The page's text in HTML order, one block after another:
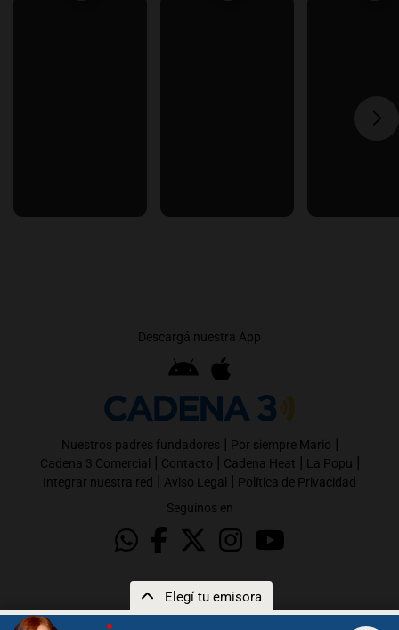
Elegí tu emisora
Descargá nuestra App
Nuestros padres fundadores | Por siempre Mario |
Cadena 3 Comercial | Contacto | Cadena Heat | La Popu |
Integrar nuestra red | Aviso Legal | Política de Privacidad
Seguinos en